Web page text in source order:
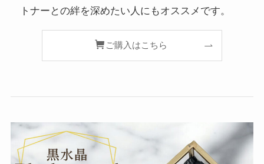
トナーとの絆を深めたい人にもオススメです。
ご購入はこちら